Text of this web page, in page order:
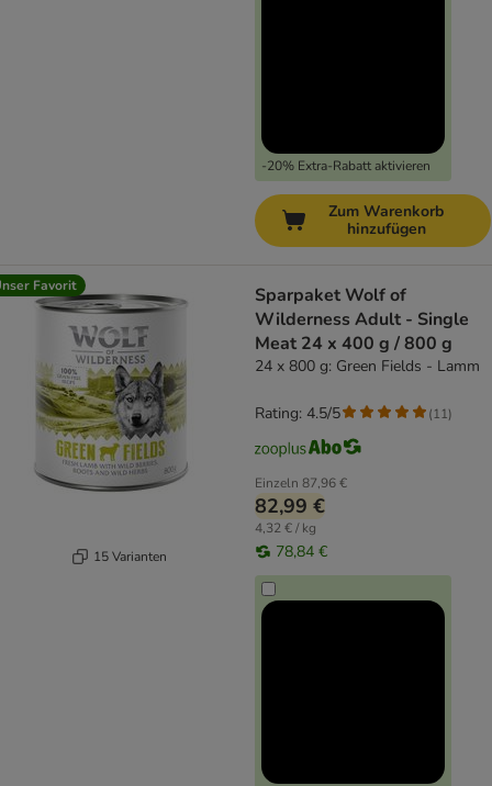
-20% Extra-Rabatt aktivieren
Zum Warenkorb
hinzufügen
Favorit
15 Varianten
Sparpaket Wolf of
Wilderness Adult - Single
Meat 24 x 400 g / 800 g
24 x 800 g: Green Fields - Lamm
Einzeln 87,96 €
82,99 €
4,32 € / kg
78,84 €
Rating: 4.5/5 (11)